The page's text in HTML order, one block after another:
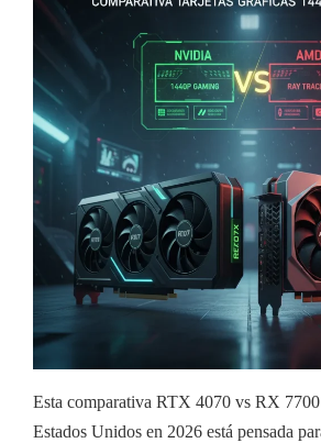
Esta comparativa RTX 4070 vs RX
Estados Unidos en 2026 está pensada